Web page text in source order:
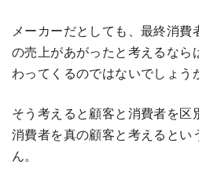
メーカーだとしても、最終消
の売上があがったと考えるなら
わってくるのではないでしょう
そう考えると顧客と消費者を区
消費者を真の顧客と考えるとい
ん。